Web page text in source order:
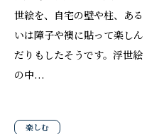
世絵を、自宅の壁や柱、ある
いは障子や襖に貼って楽しん
だりもしたそうです。浮世絵
の中...
楽しむ